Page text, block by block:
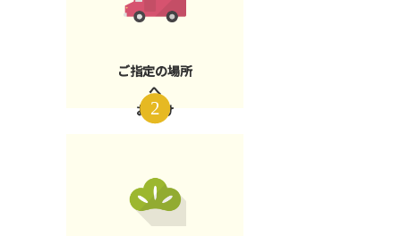
ご指定の場所
へ
お届け